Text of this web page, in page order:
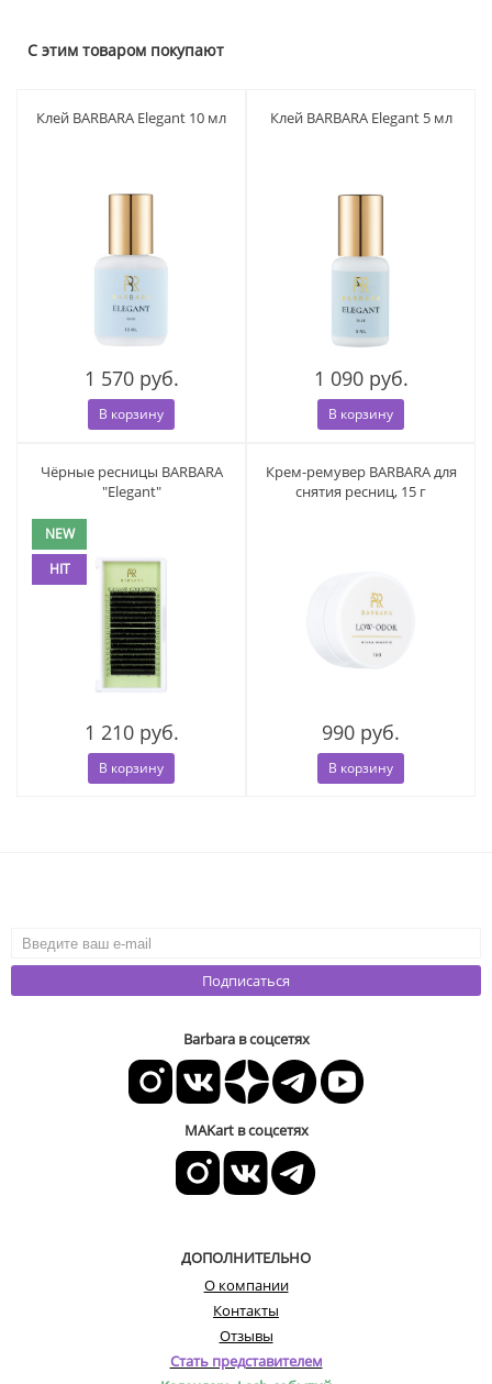
С этим товаром покупают
Клей BARBARA Elegant 10 мл
1 570 руб.
В корзину
Клей BARBARA Elegant 5 мл
1 090 руб.
В корзину
Чёрные ресницы BARBARA
"Elegant"
NEW
HIT
1 210 руб.
В корзину
Крем-ремувер BARBARA для
снятия ресниц, 15 г
990 руб.
В корзину
Подписаться
Barbara в соцсетях
MAKart в соцсетях
ДОПОЛНИТЕЛЬНО
О компании
Контакты
Отзывы
Стать представителем